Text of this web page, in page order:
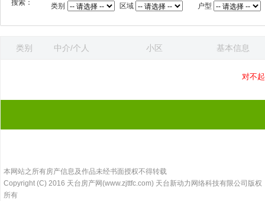
搜索： 类别 区域 户型
类别 中介/个人 小区 基本信息
对不
本网站之所有房产信息及作品未经书面授权不得转载
Copyright (C) 2016 天台房产网(www.zjttfc.com) 天台新动力网络科技有限公司版权
所有